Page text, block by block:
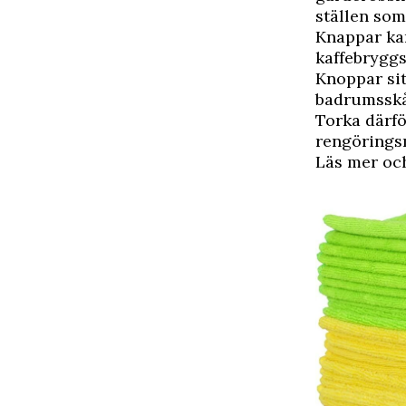
ställen
Knappar
Knoppar
Torka
Läs mer